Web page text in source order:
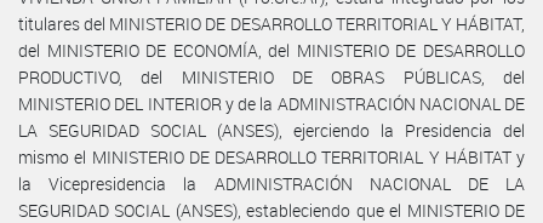
titulares del MINISTERIO DE DESARROLLO TERRITORIAL Y HÁBITAT,
del MINISTERIO DE ECONOMÍA, del MINISTERIO DE DESARROLLO
PRODUCTIVO, del MINISTERIO DE OBRAS PÚBLICAS, del
MINISTERIO DEL INTERIOR y de la ADMINISTRACIÓN NACIONAL DE
LA SEGURIDAD SOCIAL (ANSES), ejerciendo la Presidencia del
mismo el MINISTERIO DE DESARROLLO TERRITORIAL Y HÁBITAT y
la Vicepresidencia la ADMINISTRACIÓN NACIONAL DE LA
SEGURIDAD SOCIAL (ANSES), estableciendo que el MINISTERIO DE